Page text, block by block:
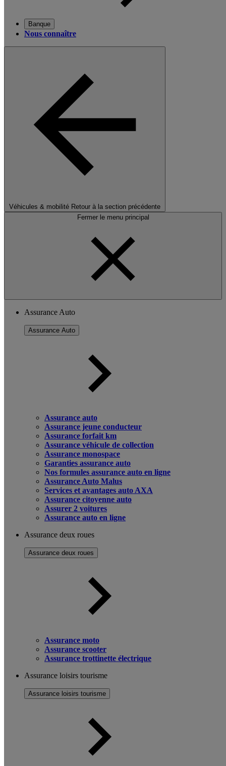
Banque
Nous connaître
Véhicules & mobilité Retour à la section précédente
Fermer le menu principal
Assurance Auto
Assurance Auto
Assurance auto
Assurance jeune conducteur
Assurance forfait km
Assurance véhicule de collection
Assurance monospace
Garanties assurance auto
Nos formules assurance auto en ligne
Assurance Auto Malus
Services et avantages auto AXA
Assurance citoyenne auto
Assurer 2 voitures
Assurance auto en ligne
Assurance deux roues
Assurance deux roues
Assurance moto
Assurance scooter
Assurance trottinette électrique
Assurance loisirs tourisme
Assurance loisirs tourisme